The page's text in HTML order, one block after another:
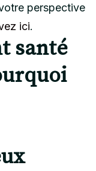
perspective
ici.
santé